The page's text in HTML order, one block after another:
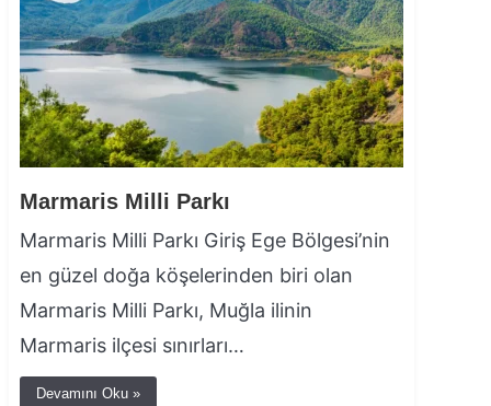
Marmaris Milli Parkı
Marmaris Milli Parkı Giriş Ege Bölgesi’nin
en güzel doğa köşelerinden biri olan
Marmaris Milli Parkı, Muğla ilinin
Marmaris ilçesi sınırları…
Devamını Oku »